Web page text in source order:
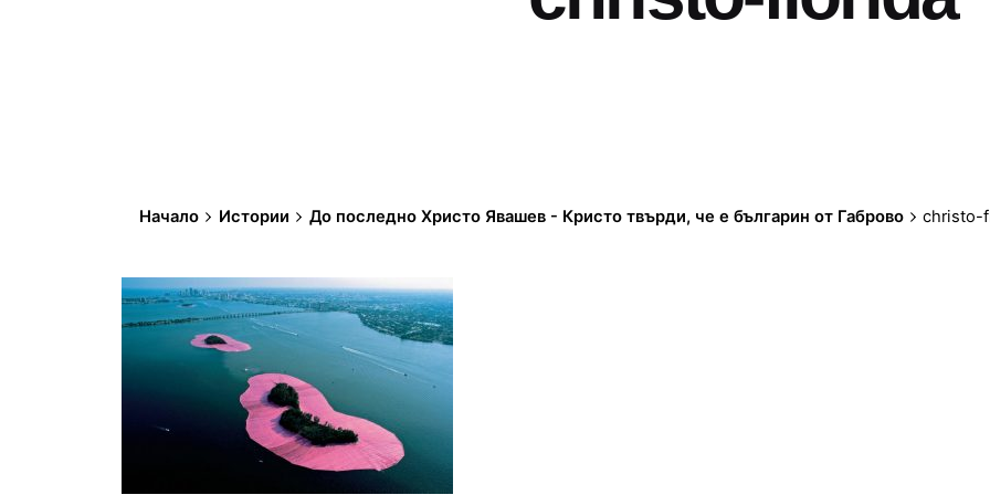
Начало Истории До последно Христо Явашев - Кристо твърди, че е българин от Габрово christo-